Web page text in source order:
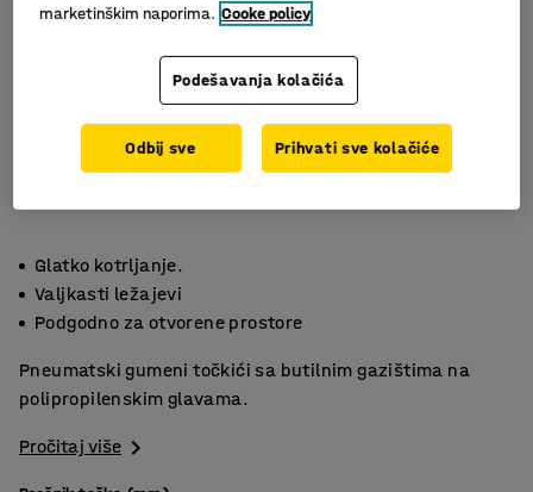
Glatko kotrljanje.
Valjkasti ležajevi
Podgodno za otvorene prostore
Pneumatski gumeni točkići sa butilnim gazištima na
polipropilenskim glavama.
Pročitaj više
marketinškim naporima. Cooke policy
Podešavanja kolačića
Odbij sve Prihvati sve kolačiće